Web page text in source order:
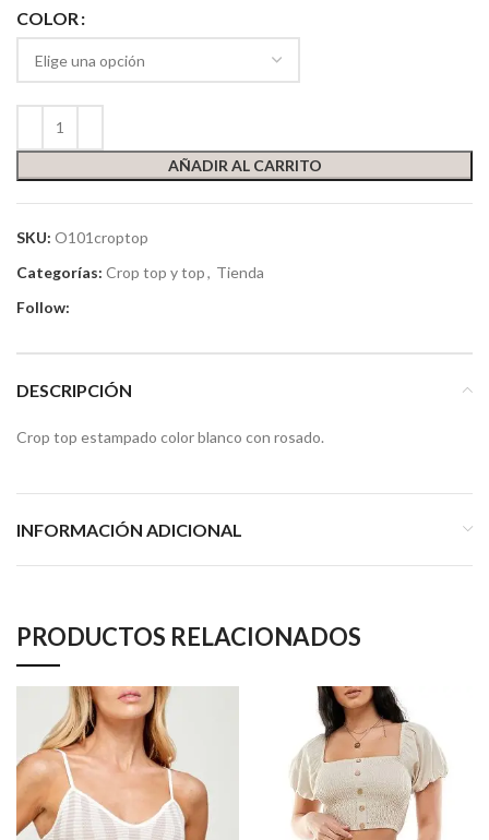
COLOR
AÑADIR AL CARRITO
SKU: O101croptop
Categorías: Crop top y top, Tienda
Follow:
DESCRIPCIÓN
Crop top estampado color blanco con rosado.
INFORMACIÓN ADICIONAL
PRODUCTOS RELACIONADOS